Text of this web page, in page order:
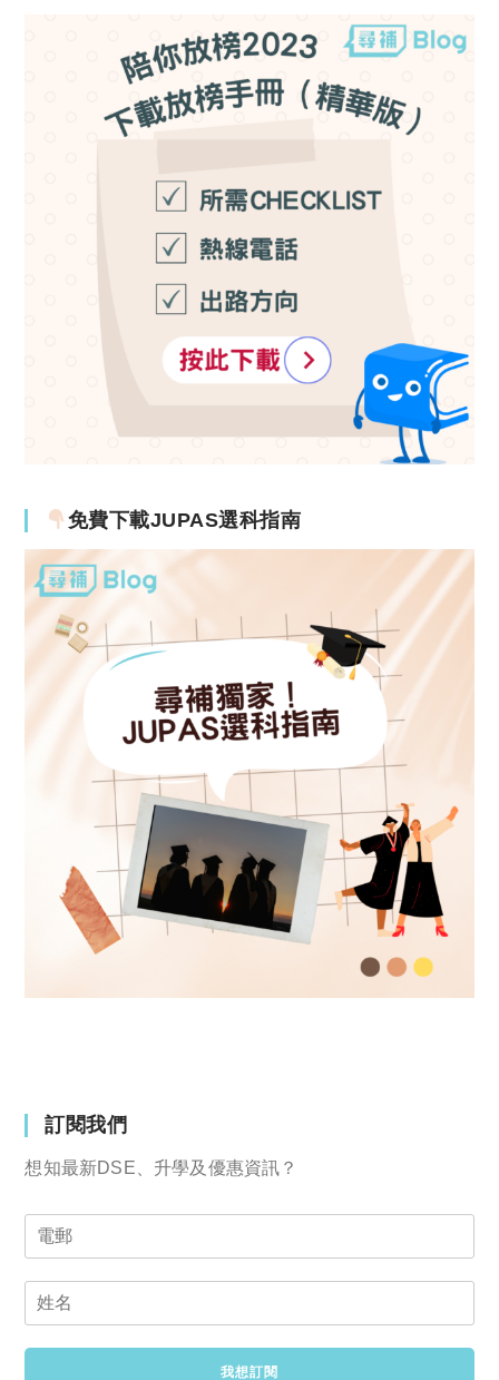
免費下載JUPAS選科指南
訂閱我們
想知最新DSE、升學及優惠資訊？